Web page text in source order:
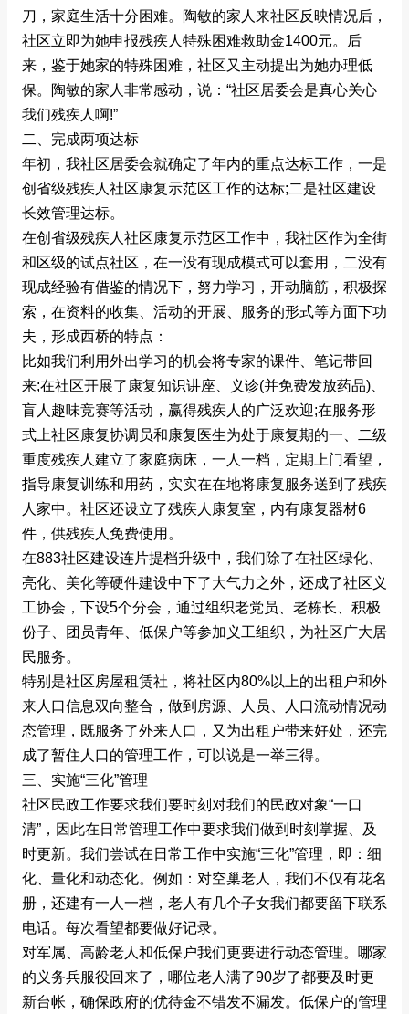
刀，家庭生活十分困难。陶敏的家人来社区反映情况后，
社区立即为她申报残疾人特殊困难救助金1400元。后
来，鉴于她家的特殊困难，社区又主动提出为她办理低
保。陶敏的家人非常感动，说：“社区居委会是真心关心
我们残疾人啊!”
二、完成两项达标
年初，我社区居委会就确定了年内的重点达标工作，一是
创省级残疾人社区康复示范区工作的达标;二是社区建设
长效管理达标。
在创省级残疾人社区康复示范区工作中，我社区作为全街
和区级的试点社区，在一没有现成模式可以套用，二没有
现成经验有借鉴的情况下，努力学习，开动脑筋，积极探
索，在资料的收集、活动的开展、服务的形式等方面下功
夫，形成西桥的特点：
比如我们利用外出学习的机会将专家的课件、笔记带回
来;在社区开展了康复知识讲座、义诊(并免费发放药品)、
盲人趣味竞赛等活动，赢得残疾人的广泛欢迎;在服务形
式上社区康复协调员和康复医生为处于康复期的一、二级
重度残疾人建立了家庭病床，一人一档，定期上门看望，
指导康复训练和用药，实实在在地将康复服务送到了残疾
人家中。社区还设立了残疾人康复室，内有康复器材6
件，供残疾人免费使用。
在883社区建设连片提档升级中，我们除了在社区绿化、
亮化、美化等硬件建设中下了大气力之外，还成了社区义
工协会，下设5个分会，通过组织老党员、老栋长、积极
份子、团员青年、低保户等参加义工组织，为社区广大居
民服务。
特别是社区房屋租赁社，将社区内80%以上的出租户和外
来人口信息双向整合，做到房源、人员、人口流动情况动
态管理，既服务了外来人口，又为出租户带来好处，还完
成了暂住人口的管理工作，可以说是一举三得。
三、实施“三化”管理
社区民政工作要求我们要时刻对我们的民政对象“一口
清”，因此在日常管理工作中要求我们做到时刻掌握、及
时更新。我们尝试在日常工作中实施“三化”管理，即：细
化、量化和动态化。例如：对空巢老人，我们不仅有花名
册，还建有一人一档，老人有几个子女我们都要留下联系
电话。每次看望都要做好记录。
对军属、高龄老人和低保户我们更要进行动态管理。哪家
的义务兵服役回来了，哪位老人满了90岁了都要及时更
新台帐，确保政府的优待金不错发不漏发。低保户的管理